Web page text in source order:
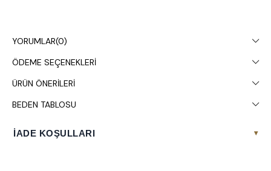
YORUMLAR(0)
ÖDEME SEÇENEKLERI
ÜRÜN ÖNERILERI
BEDEN TABLOSU
İADE KOŞULLARI ▾